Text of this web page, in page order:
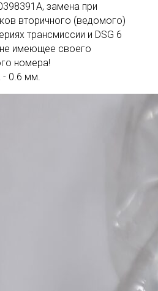
замена при
вторичного (ведомого)
трансмиссии и DSG 6
имеющее своего
номера!
- 0.6 мм.